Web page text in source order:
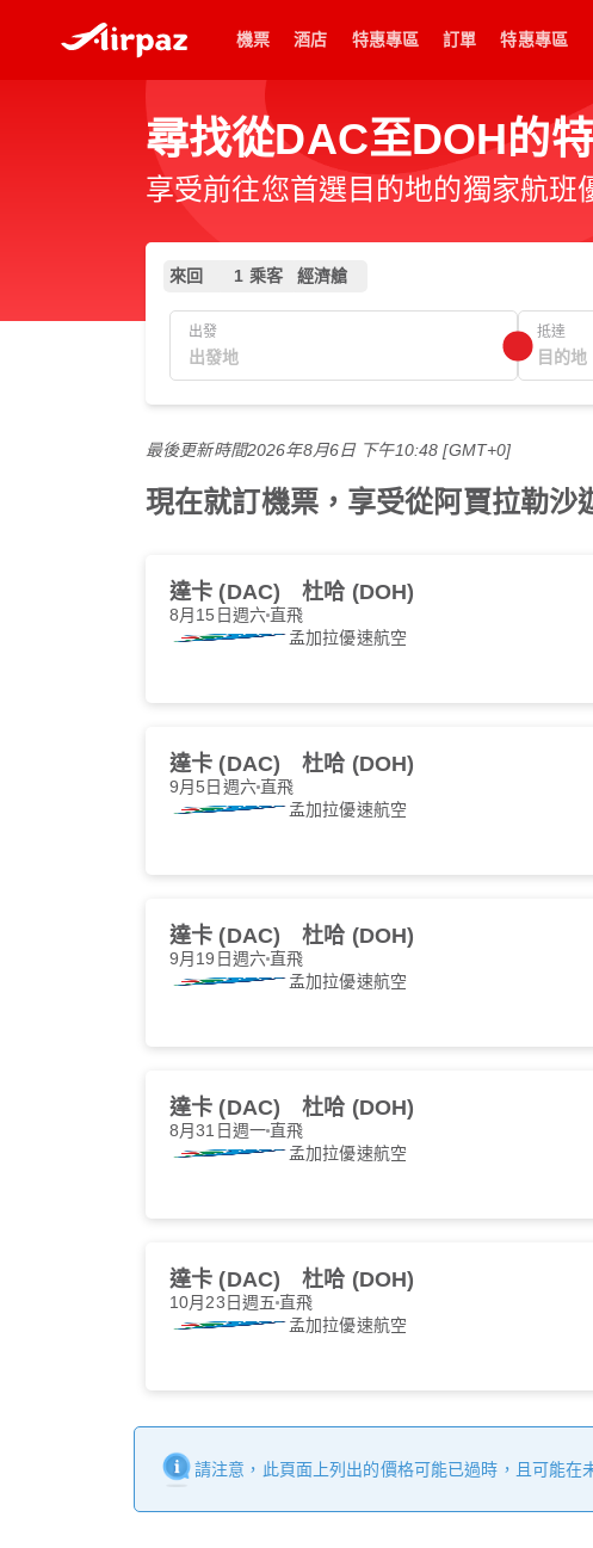
機票 酒店 特惠專區 訂單 特惠專區
尋找從DAC至DOH的
享受前往您首選目的地的獨家航班
來回 1 乘客 經濟艙
出發 抵達
最後更新時間2026年8月6日 下午10:48 [GMT+0]
現在就訂機票，享受從阿賈拉勒沙
達卡 (DAC) 杜哈 (DOH)
8月15日週六直飛
孟加拉優速航空
達卡 (DAC) 杜哈 (DOH)
9月5日週六直飛
孟加拉優速航空
達卡 (DAC) 杜哈 (DOH)
9月19日週六直飛
孟加拉優速航空
達卡 (DAC) 杜哈 (DOH)
8月31日週一直飛
孟加拉優速航空
達卡 (DAC) 杜哈 (DOH)
10月23日週五 直飛
孟加拉優速航空
請注意，此頁面上列出的價格可能已過時，且可能在